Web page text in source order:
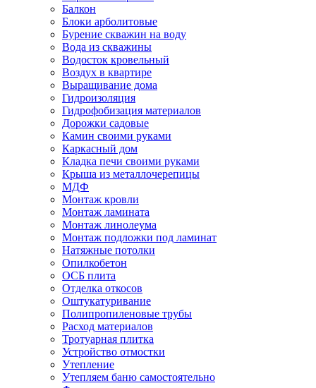
Балкон
Блоки арболитовые
Бурение скважин на воду
Вода из скважины
Водосток кровельный
Воздух в квартире
Выращивание дома
Гидроизоляция
Гидрофобизация материалов
Дорожки садовые
Камин своими руками
Каркасный дом
Кладка печи своими руками
Крыша из металлочерепицы
МДФ
Монтаж кровли
Монтаж ламината
Монтаж линолеума
Монтаж подложки под ламинат
Натяжные потолки
Опилкобетон
ОСБ плита
Отделка откосов
Оштукатуривание
Полипропиленовые трубы
Расход материалов
Тротуарная плитка
Устройство отмостки
Утепление
Утепляем баню самостоятельно